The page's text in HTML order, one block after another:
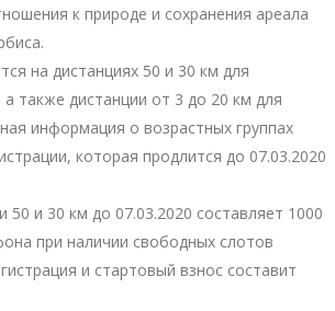
к природе и сохранения ареала
на дистанциях 50 и 30 км для
также дистанции от 3 до 20 км для
информация о возрастных группах
которая продлится до 07.03.2020
50 и 30 км до 07.03.2020 составляет 1000
при наличии свободных слотов
и стартовый взнос составит